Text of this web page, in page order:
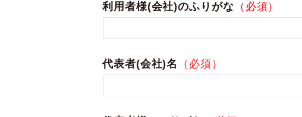
利用者様(会社)のふりがな （必須）
代表者(会社)名 （必須）